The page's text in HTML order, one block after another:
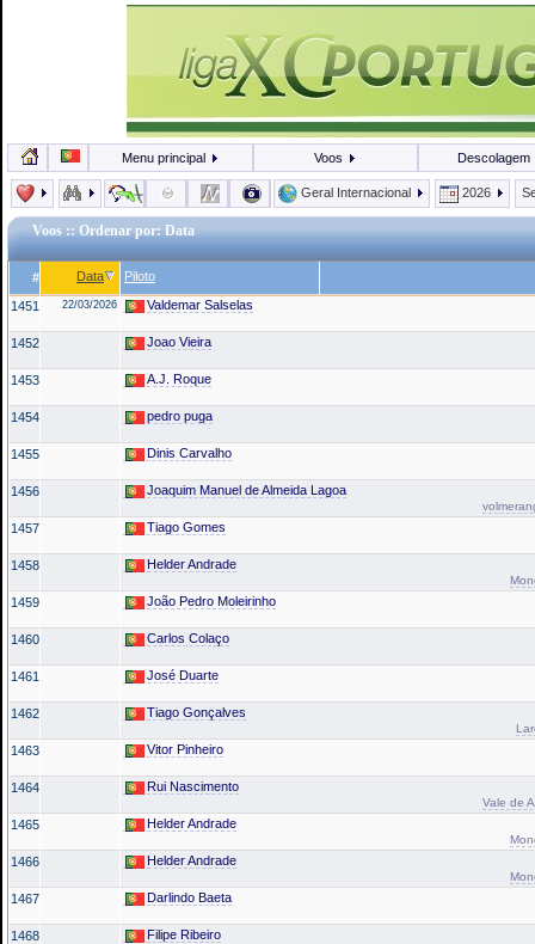
Menu principal Voos Descolagem
Geral Internacional 2026
Voos :: Ordenar por: Data
# Data Piloto
1451 22/03/2026 Valdemar Salselas
1452 Joao Vieira
1453 A.J. Roque
1454 pedro puga
1455 Dinis Carvalho
1456 Joaquim Manuel de Almeida Lagoa
1457 Tiago Gomes
1458 Helder Andrade
1459 João Pedro Moleirinho
1460 Carlos Colaço
1461 José Duarte
1462 Tiago Gonçalves
1463 Vitor Pinheiro
1464 Rui Nascimento
Vale de
1465 Helder Andrade
1466 Helder Andrade
1467 Darlindo Baeta
1468 Filipe Ribeiro